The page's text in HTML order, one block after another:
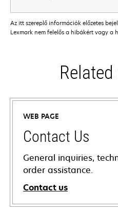
Az itt szereplő információk előzetes
Lexmark nem felelős a hibákért vagy a
WEB PAGE
Contact Us
General inquiries,
order assistance.
Contact us